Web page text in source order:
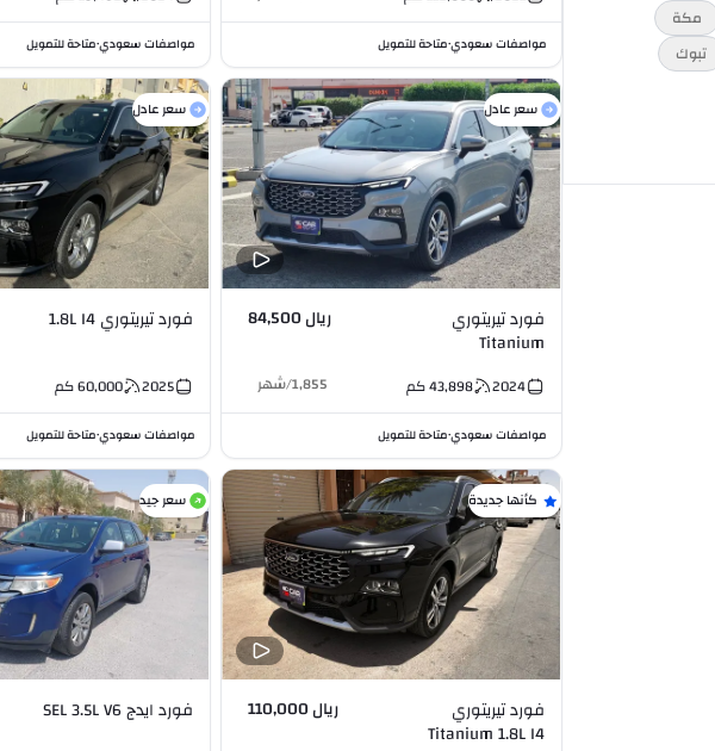
مكة
تبوك
مواصفات سعودي•متاحة للتمويل مواصفات سعودي•متاحة للتمويل
سعر عادل
فورد تيريتوري
Titanium
ريال 84,500
2024
43,898كم 1,855
/شهر
مواصفات سعودي•متاحة للتمويل
سعر عادل
فورد تيريتوري 1.8L I4
2025
60,000كم
مواصفات سعودي•متاحة للتمويل
كأنها جديدة
فورد تيريتوري
Titanium 1.8L I4
ريال 110,000
سعر جيد
فورد ايدج SEL 3.5L V6